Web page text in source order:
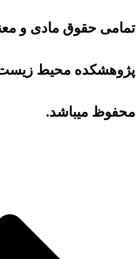
تمامی حقوق مادی و
پژوهشکده محیط زیست
محفوظ میباشد.